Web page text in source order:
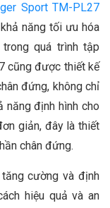
Sport TM-PL27
năng tối ưu hóa
quá trình tập
cũng được thiết kế
đứng, không chỉ
năng định hình cho
giản, đây là thiết
chân đứng.
cường và định
hiệu quả và an